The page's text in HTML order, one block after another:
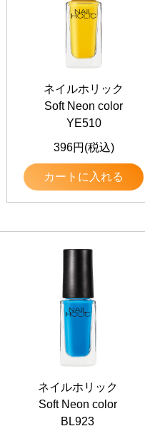
ネイルホリック
Soft Neon color
YE510
396円(税込)
カートに入れる
ネイルホリック
Soft Neon color
BL923